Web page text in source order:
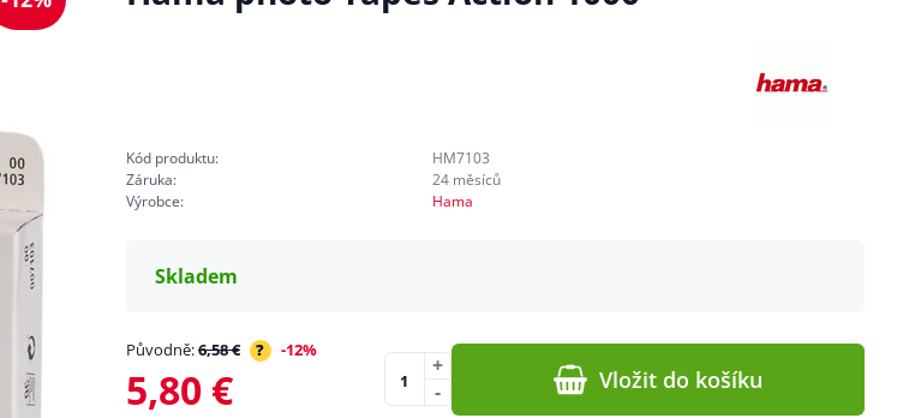
Kód produktu:
HM7103
Záruka:
24 měsíců
Výrobce:
Hama
Skladem
Původně:6,58 € ? -12%
5,80 € -
+ Vložit do košíku